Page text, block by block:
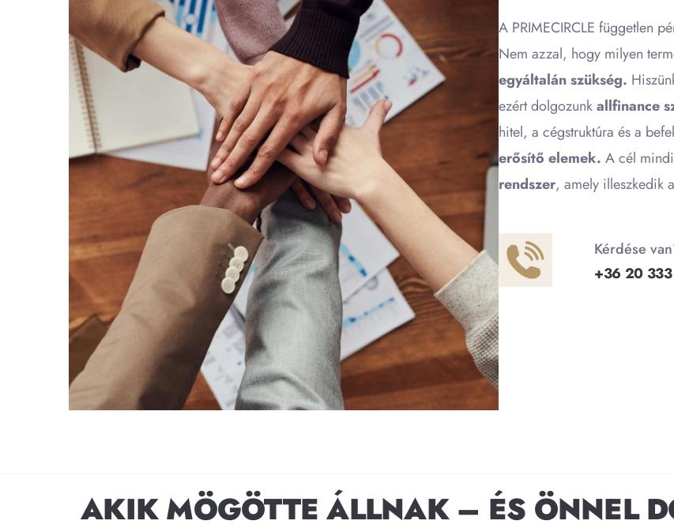
A PRIMECIRCLE független
Nem azzal, hogy milyen
egyáltalán szükség.
ezért dolgozunkallfinance
hitel, a cégstruktúra és a
erősítő elemek. A cél
rendszer, amely illeszkedik
Kérdése
+36 20
AKIK MÖGÖTTE ÁLLNAK – ÉS ÖNNEL